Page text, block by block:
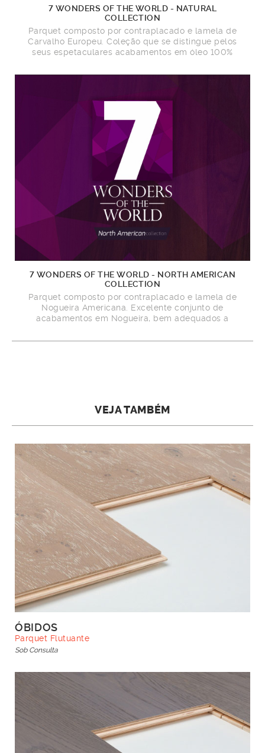
7 WONDERS OF THE WORLD - NATURAL
COLLECTION
Parquet composto por contraplacado e lamela de
Carvalho Europeu. Coleção que se distingue pelos
seus espetaculares acabamentos em óleo 100%
7 WONDERS OF THE WORLD - NORTH AMERICAN
COLLECTION
Parquet composto por contraplacado e lamela de
Nogueira Americana. Excelente conjunto de
acabamentos em Nogueira, bem adequados a
VEJA TAMBÉM
ÓBIDOS
Parquet Flutuante
Sob Consulta